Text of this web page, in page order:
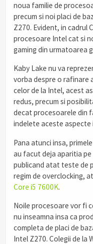
noua familie de
precum si noi placi de
Z270. Evident, in cadrul
procesoare Intel cat si
gaming din urmatoarea
Kaby Lake nu va
vorba despre o rafinare
celor de la Intel, acest
redus, precum si
decat procesoarele din
indelete aceste aspecte
Pana atunci insa,
au facut deja aparitia
publicand atat teste de
regim de overclocking,
Core i5 7600K.
Noile procesoare vor fi
nu inseamna insa ca
completa de placi de
Intel Z270. Colegii de la